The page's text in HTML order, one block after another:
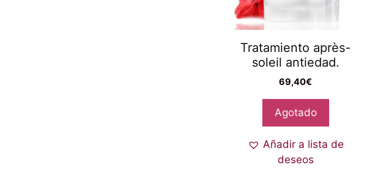
Tratamiento après-
soleil antiedad.
69,40€
Agotado
Añadir a lista de
deseos